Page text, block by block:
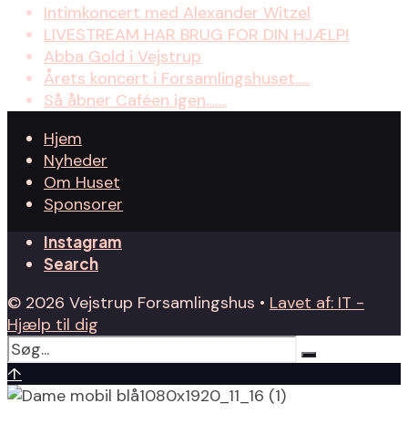
Intimkoncert med Alexander Witzel
LIVESTREAM HAR BRUG FOR DIN HJÆLP!
Abba Gold i Vejstrup
Årets koncert i Forsamlingshuset…..
Så åbner Caféen igen…….
Hjem
Nyheder
Om Huset
Sponsorer
Instagram
Search
© 2026 Vejstrup Forsamlingshus • Lavet af: IT -
Hjælp til dig
↑